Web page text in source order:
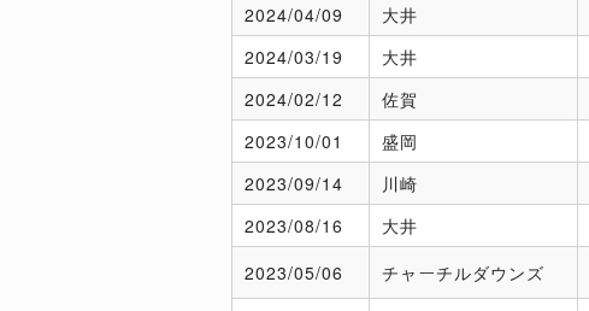
2024/04/09 大井
2024/03/19 大井
2024/02/12 佐賀
2023/10/01 盛岡
2023/09/14 川崎
2023/08/16 大井
2023/05/06 チャーチルダウンズ